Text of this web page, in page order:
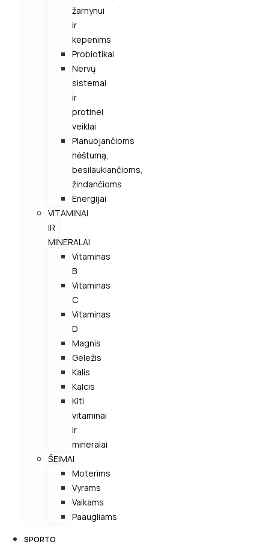
žarnynui
ir
kepenims
Probiotikai
Nervų
sistemai
ir
protinei
veiklai
Planuojančioms
nėštumą,
besilaukiančioms,
žindančioms
Energijai
VITAMINAI
IR
MINERALAI
Vitaminas
B
Vitaminas
C
Vitaminas
D
Magnis
Geležis
Kalis
Kalcis
Kiti
vitaminai
ir
mineralai
ŠEIMAI
Moterims
Vyrams
Vaikams
Paaugliams
SPORTO